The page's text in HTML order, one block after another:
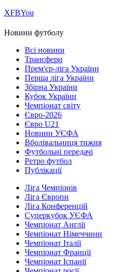
ХFBYou
Новини футболу
Всі новини
Трансфери
Прем'єр-ліга України
Перша ліга України
Збірна України
Кубок України
Чемпіонат світу
Євро-2026
Євро U21
Новини УЄФА
Вболівальниця тижня
Футбольні передачі
Ретро футбол
Публікації
Ліга Чемпіонів
Ліга Європи
Ліга Конференцій
Суперкубок УЄФА
Чемпіонат Англії
Чемпіонат Німеччини
Чемпіонат Італії
Чемпіонат Франції
Чемпіонат Іспанії